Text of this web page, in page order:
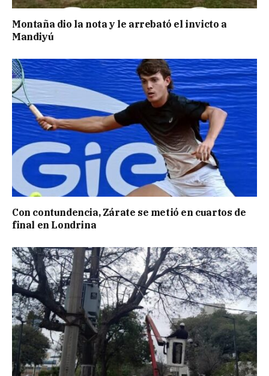
Montaña dio la nota y le arrebató el invicto a
Mandiyú
Con contundencia, Zárate se metió en cuartos de
final en Londrina